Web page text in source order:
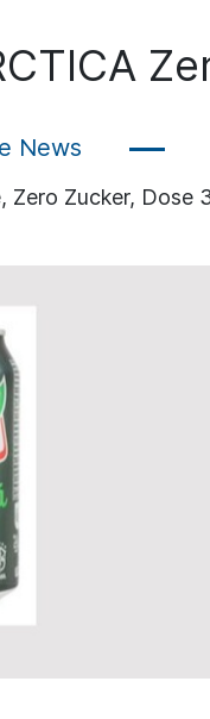
News
Zero Zucker, Dose